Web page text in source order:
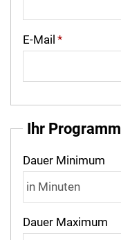
E-Mail *
Ihr Programm
Dauer Minimum
Dauer Maximum